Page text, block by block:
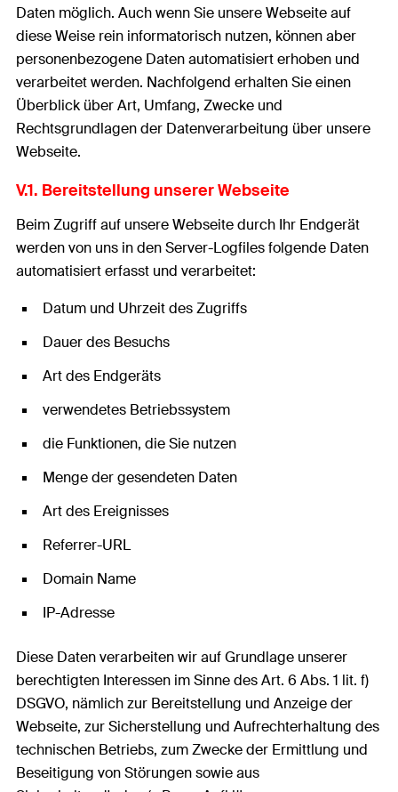
Daten möglich. Auch wenn Sie unsere Webseite auf
diese Weise rein informatorisch nutzen, können aber
personenbezogene Daten automatisiert erhoben und
verarbeitet werden. Nachfolgend erhalten Sie einen
Überblick über Art, Umfang, Zwecke und
Rechtsgrundlagen der Datenverarbeitung über unsere
Webseite.
V.1. Bereitstellung unserer Webseite
Beim Zugriff auf unsere Webseite durch Ihr Endgerät
werden von uns in den Server-Logfiles folgende Daten
automatisiert erfasst und verarbeitet:
Datum und Uhrzeit des Zugriffs
Dauer des Besuchs
Art des Endgeräts
verwendetes Betriebssystem
die Funktionen, die Sie nutzen
Menge der gesendeten Daten
Art des Ereignisses
Referrer-URL
Domain Name
IP-Adresse
Diese Daten verarbeiten wir auf Grundlage unserer
berechtigten Interessen im Sinne des Art. 6 Abs. 1 lit. f)
DSGVO, nämlich zur Bereitstellung und Anzeige der
Webseite, zur Sicherstellung und Aufrechterhaltung des
technischen Betriebs, zum Zwecke der Ermittlung und
Beseitigung von Störungen sowie aus